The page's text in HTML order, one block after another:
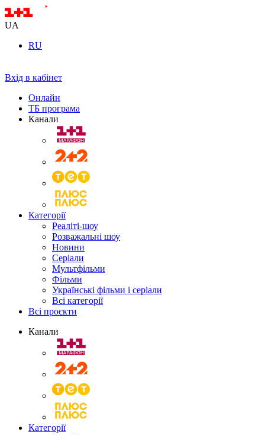
UA
RU
Вхід в кабінет
Онлайн
ТБ програма
Канали
Категорії
Реаліті-шоу
Розважальні шоу
Новини
Серіали
Мультфільми
Фільми
Українські фільми і серіали
Всі категорії
Всі проєкти
Канали
Категорії